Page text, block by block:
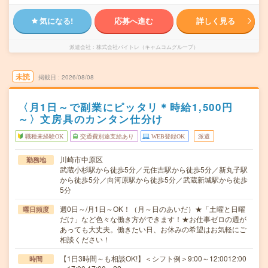
気になる! 応募へ進む 詳しく見る
派遣会社 株式会社バイトレ（キャムコムグループ）
未読 掲載日 2026/08/08
〈月1日～で副業にピッタリ＊時給1,500円
～〉文房具のカンタン仕分け
職種未経験OK 交通費別途支給あり WEB登録OK 派遣
勤務地
川崎市中原区
武蔵小杉駅から徒歩5分／元住吉駅から徒歩5分／新丸子駅
から徒歩5分／向河原駅から徒歩5分／武蔵新城駅から徒歩
5分
曜日頻度
週0日～/月1日～OK！（月～日のあいだ）★「土曜と日曜
だけ」など色々な働き方ができます！★お仕事ゼロの週が
あっても大丈夫。働きたい日、お休みの希望はお気軽にご
相談ください！
時間
【1日3時間～も相談OK!】＜シフト例＞9:00～12:0012:00